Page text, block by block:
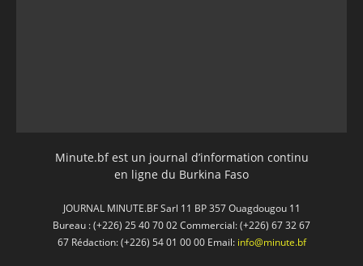
Minute.bf est un journal d’information continu
en ligne du Burkina Faso
JOURNAL MINUTE.BF Sarl 11 BP 357 Ouagdougou 11
Bureau : (+226) 25 40 70 02 Commercial: (+226) 67 32 67
67 Rédaction: (+226) 54 01 00 00 Email: info@minute.bf